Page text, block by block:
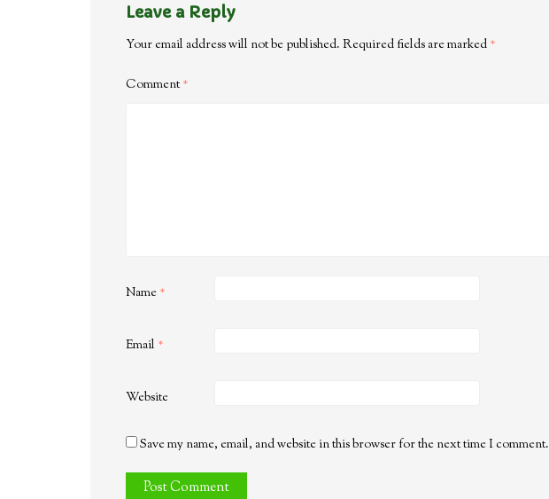
Leave a Reply
Your email address will not be published. Required fields are marked *
Comment*
Name *
Email *
Website
Save my name, email, and website in this browser for the next time I comment.